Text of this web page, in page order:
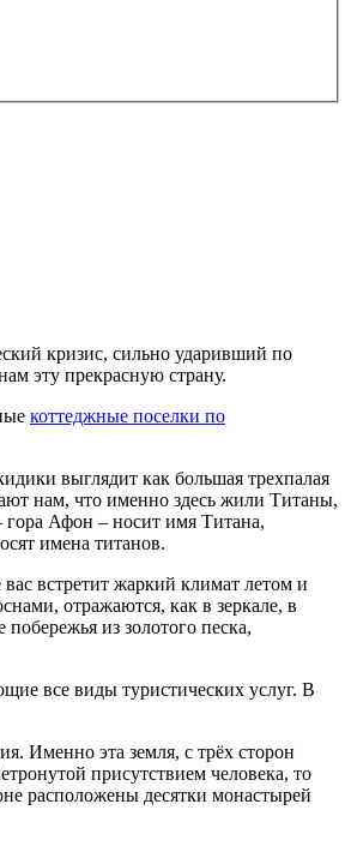
кризис, сильно ударивший по
эту прекрасную страну.
коттеджные поселки по
выглядит как большая трехпалая
нам, что именно здесь жили Титаны,
Афон – носит имя Титана,
имена титанов.
встретит жаркий климат летом и
отражаются, как в зеркале, в
из золотого песка,
все виды туристических услуг. В
Именно эта земля, с трёх сторон
присутствием человека, то
расположены десятки монастырей